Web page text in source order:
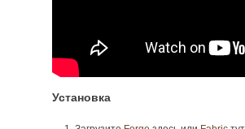
Установка